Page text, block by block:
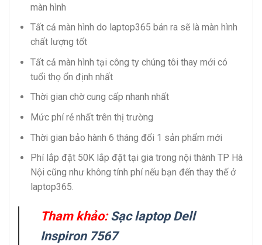
màn hình
Tất cả màn hình do laptop365 bán ra sẽ là màn hình
chất lượng tốt
Tất cả màn hình tại công ty chúng tôi thay mới có
tuổi thọ ổn định nhất
Thời gian chờ cung cấp nhanh nhất
Mức phí rẻ nhất trên thị trường
Thời gian bảo hành 6 tháng đổi 1 sản phẩm mới
Phí lắp đặt 50K lắp đặt tại gia trong nội thành TP Hà
Nội cũng như không tính phí nếu bạn đến thay thế ở
laptop365.
Tham khảo: Sạc laptop Dell
Inspiron 7567